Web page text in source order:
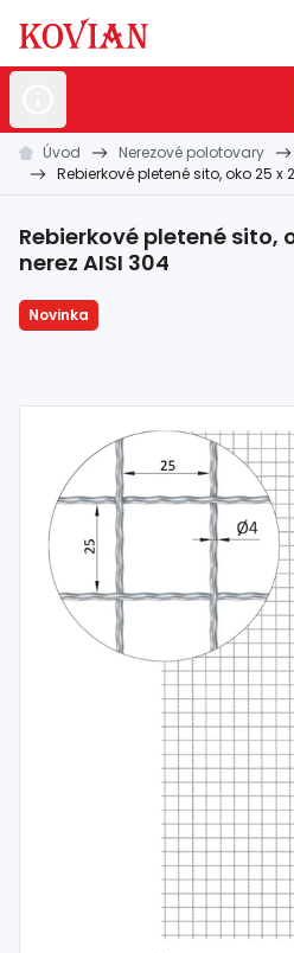
Nerezovépolotovary
Kované polotovary
Zábradlia a
Dom, dielňa,
Hutníckymateriál
Spojovací materiál
Zľava
Úvod Nerezové polotovary
Rebierkové pletené sito, oko 25 x
Rebierkové pletené sito,
nerez AISI 304
Novinka